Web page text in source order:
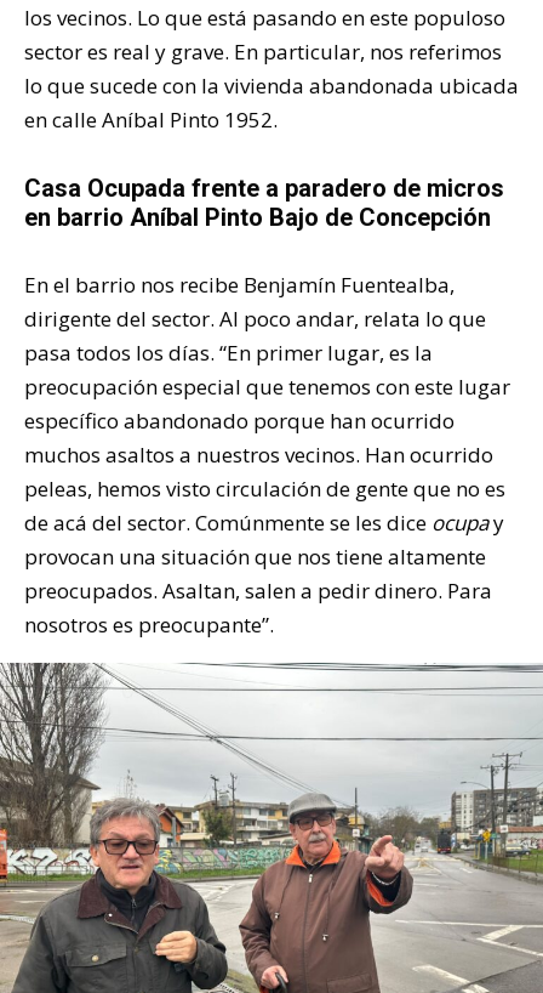
los vecinos. Lo que está pasando en este populoso
sector es real y grave. En particular, nos referimos
lo que sucede con la vivienda abandonada ubicada
en calle Aníbal Pinto 1952.
Casa Ocupada frente a paradero de micros
en barrio Aníbal Pinto Bajo de Concepción
En el barrio nos recibe Benjamín Fuentealba,
dirigente del sector. Al poco andar, relata lo que
pasa todos los días. “En primer lugar, es la
preocupación especial que tenemos con este lugar
específico abandonado porque han ocurrido
muchos asaltos a nuestros vecinos. Han ocurrido
peleas, hemos visto circulación de gente que no es
de acá del sector. Comúnmente se les dice ocupay
provocan una situación que nos tiene altamente
preocupados. Asaltan, salen a pedir dinero. Para
nosotros es preocupante”.